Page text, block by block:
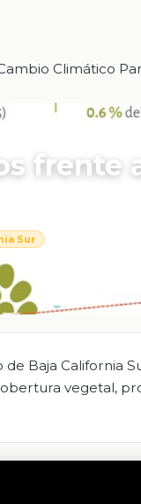
Climático
frente
Sur
Baja California
vegetal,